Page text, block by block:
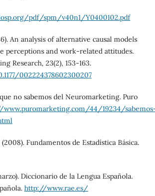
pdf/spm/v40n1/Y0400102.pdf
An analysis of alternative causal models
perceptions and work-related attitudes.
Research, 23(2), 153-163.
002224378602300207
no sabemos del Neuromarketing. Puro
44/19234/
Fundamentos de Estadística Básica.
Diccionario de la Lengua Española.
http://www.rae.es/